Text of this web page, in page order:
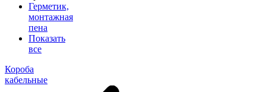
Герметик,
монтажная
пена
Показать
все
Короба
кабельные